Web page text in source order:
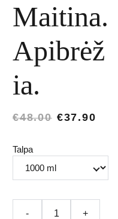
Maitina.
Apibrėž
ia.
€48.00 €37.90
Talpa
- +